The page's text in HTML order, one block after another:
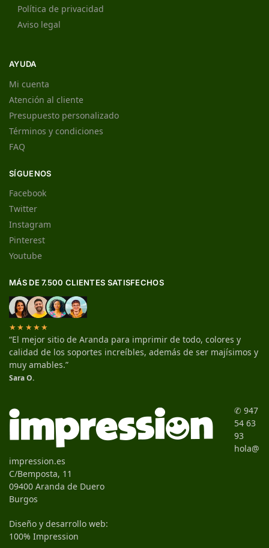
Política de privacidad
Aviso legal
AYUDA
Mi cuenta
Atención al cliente
Presupuesto personalizado
Términos y condiciones
FAQ
SÍGUENOS
Facebook
Twitter
Instagram
Pinterest
Youtube
MÁS DE 7.500 CLIENTES SATISFECHOS
★★★★★
“El mejor sitio de Aranda para imprimir de todo, colores y
calidad de los soportes increíbles, además de ser majísimos y
muy amables.”
Sara O.
✆ 947
54 63
93
hola@
impression.es
C/Bemposta, 11
09400 Aranda de Duero
Burgos
Diseño y desarrollo web:
100% Impression